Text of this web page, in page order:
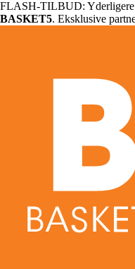
FLASH-TILBUD: Yderligere
BASKET5. Eksklusive